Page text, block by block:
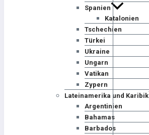
Spanien
Katalonien
Tschechien
Türkei
Ukraine
Ungarn
Vatikan
Zypern
Lateinamerika und Karibik
Argentinien
Bahamas
Barbados